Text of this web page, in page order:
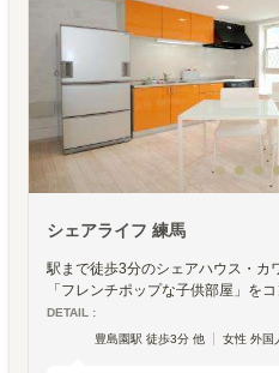
シェアライフ 練馬
駅まで徒歩3分のシェアハウス・カ
「フレンチポップな子供部屋」をコ
DETAIL :
豊島園駅 徒歩3分 他
女性 外国